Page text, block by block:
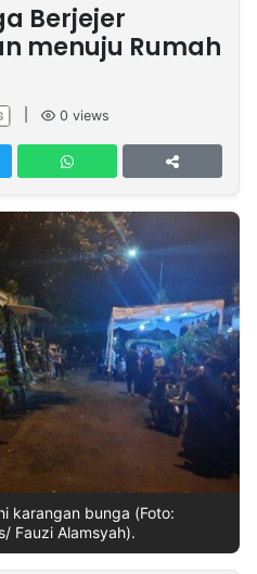
Berjejer
menuju Rumah
0 views
karangan bunga (Foto:
Fauzi Alamsyah).